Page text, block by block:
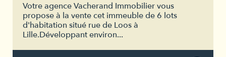
Votre agence Vacherand Immobilier vous
propose à la vente cet immeuble de 6 lots
d'habitation situé rue de Loos à
Lille.Développant environ...